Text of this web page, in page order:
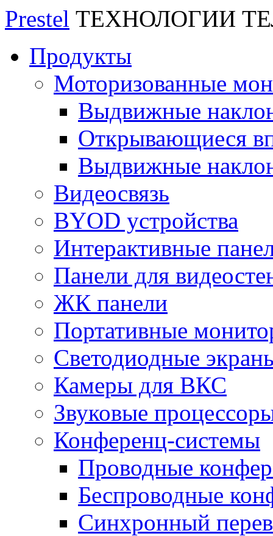
Prestel ТЕХНОЛОГИИ
Продукты
Моторизованные
Выдвижные
Открывающиеся
Выдвижные
Видеосвязь
BYOD устройства
Интерактивные
Панели для
ЖК панели
Портативные
Светодиодные
Камеры для ВКС
Звуковые
Конференц-системы
Проводные
Беспроводные
Синхронный